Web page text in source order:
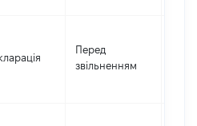
Перед
звільненням